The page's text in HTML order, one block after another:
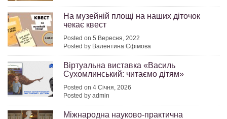
На музейній площі на наших діточок
чекає квест
Posted on 5 Вересня, 2022
Posted by Валентина Єфімова
Віртуальна виставка «Василь
Сухомлинський: читаємо дітям»
Posted on 4 Січня, 2026
Posted by admin
Міжнародна науково-практична